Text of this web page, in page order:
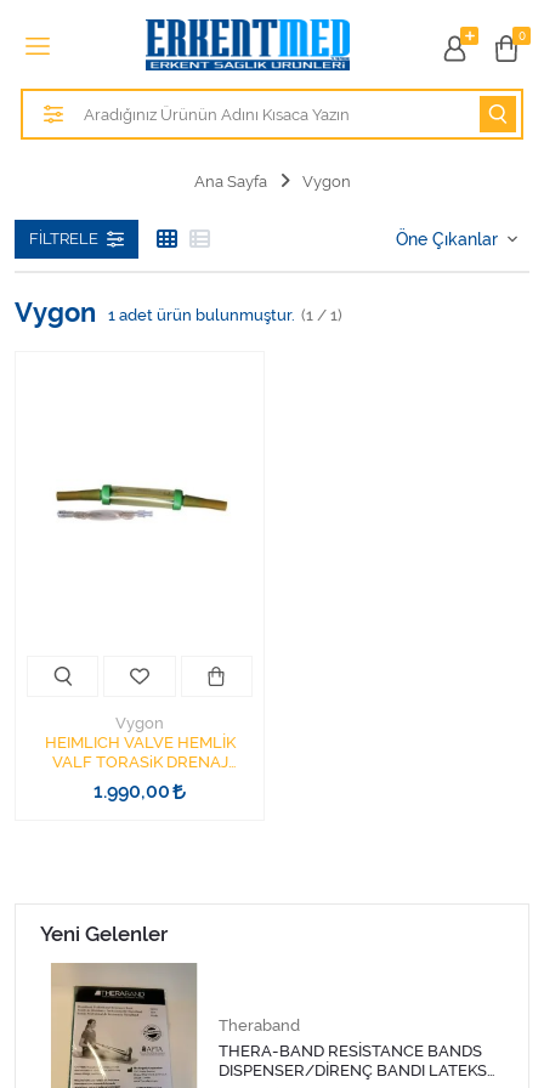
0
Tüm Kategoriler
Alezler
Hasta Bakım Ürünleri
Kişisel Bakım ve Sağlık
Ortopedi Ürünleri
Ortopedi Ürünleri
Sarf Malzemeleri
Tıbbi Tekstil Ürünleri
Ana Sayfa Vygon
FILTRELE
Vygon 1 adet ürün bulunmuştur. (1 / 1)
Vygon
HEIMLICH VALVE HEMLİK
VALF TORASiK DRENAJ
VANASI
1.990,00
Yeni Gelenler
Theraband
THERA-BAND RESİSTANCE BANDS
DISPENSER/DİRENÇ BANDI LATEKS